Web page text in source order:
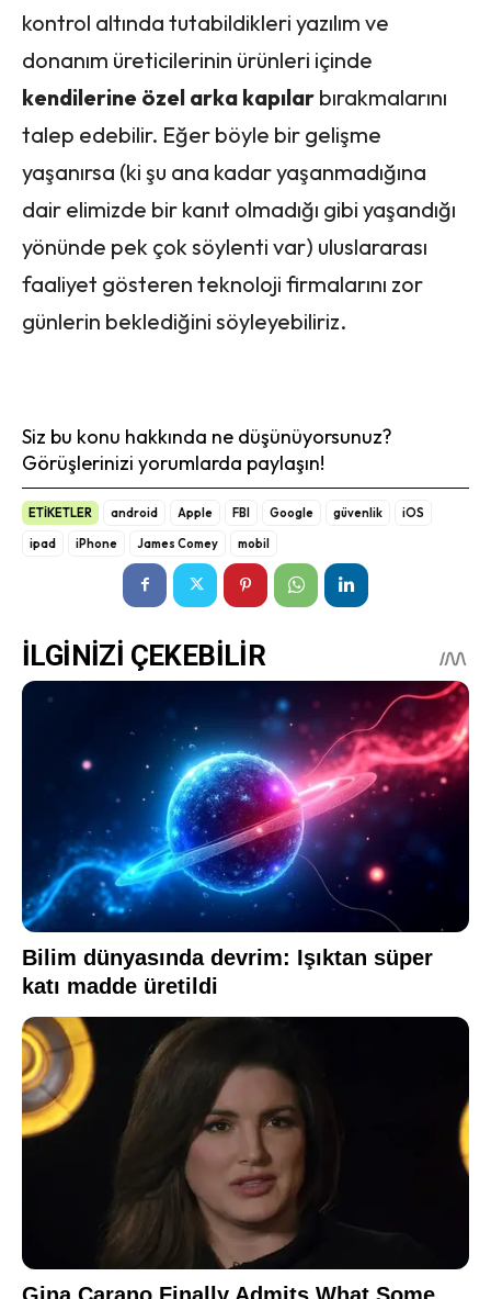
kontrol altında tutabildikleri yazılım ve
donanım üreticilerinin ürünleri içinde
kendilerine özel arka kapılar bırakmalarını
talep edebilir. Eğer böyle bir gelişme
yaşanırsa (ki şu ana kadar yaşanmadığına
dair elimizde bir kanıt olmadığı gibi yaşandığı
yönünde pek çok söylenti var) uluslararası
faaliyet gösteren teknoloji firmalarını zor
günlerin beklediğini söyleyebiliriz.
Siz bu konu hakkında ne düşünüyorsunuz?
Görüşlerinizi yorumlarda paylaşın!
ETİKETLER android Apple FBI Google güvenlik
iOS
ipad
iPhone James Comey mobil